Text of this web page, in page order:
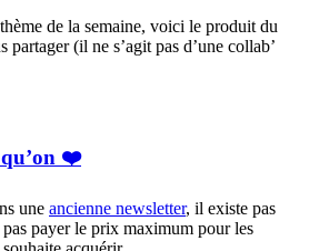
de la semaine, voici le produit du
partager (il ne s’agit pas d’une collab’
❤️
une ancienne newsletter, il existe pas
payer le prix maximum pour les